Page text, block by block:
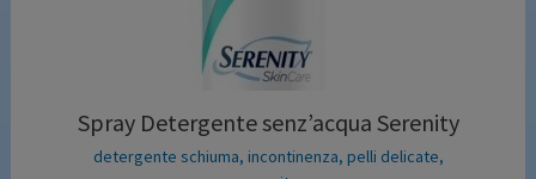
Spray Detergente senz’acqua Serenity
detergente schiuma, incontinenza, pelli delicate,